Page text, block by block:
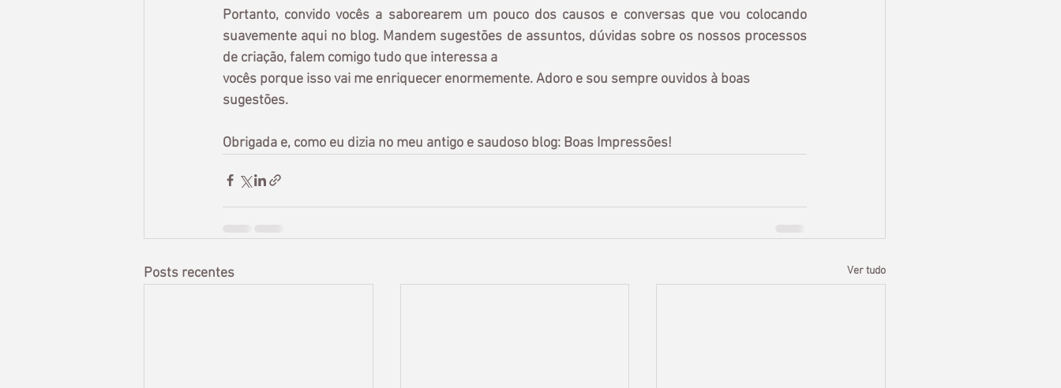
Portanto, convido vocês a saborearem um pouco dos causos e conversas que vou colocando
suavemente aqui no blog. Mandem sugestões de assuntos, dúvidas sobre os nossos processos
de criação, falem comigo tudo que interessa a
vocês porque isso vai me enriquecer enormemente. Adoro e sou sempre ouvidos à boas
sugestões.
Obrigada e, como eu dizia no meu antigo e saudoso blog: Boas Impressões!
Posts recentes Ver tudo